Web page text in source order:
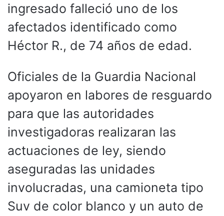
ingresado falleció uno de los
afectados identificado como
Héctor R., de 74 años de edad.
Oficiales de la Guardia Nacional
apoyaron en labores de resguardo
para que las autoridades
investigadoras realizaran las
actuaciones de ley, siendo
aseguradas las unidades
involucradas, una camioneta tipo
Suv de color blanco y un auto de